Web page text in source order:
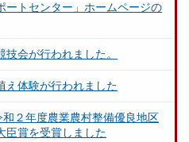
ートセンター」ホームページの
会が行われました。
え体験が行われました
２年度農業農村整備優良地区
臣賞を受賞しました